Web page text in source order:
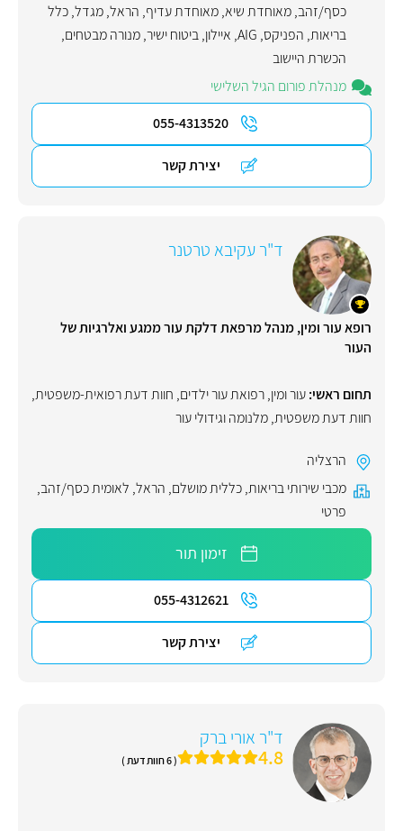
כסף/זהב,מאוחדת שיא,מאוחדת עדיף, הראל,מגדל,כלל
בריאות, הפניקס,
AIG
, איילון,ביטוח ישיר,מנורה מבטחים,
הכשרת היישוב
מנהלת פורום הגיל השלישי
055-4313520
יצירת קשר
ד"ר עקיבא טרטנר
רופא עור ומין, מנהל מרפאת דלקת עור ממגע ואלרגיות של
העור
תחום ראשי:עור ומין,רפואת עור ילדים, חוות דעת רפואית-משפטית,
חוות דעת משפטית,מלנומה וגידולי עור
הרצליה
מכבי שירותי בריאות,כללית מושלם, הראל, לאומית כסף/זהב,
פרטי
זימון תור
055-4312621
יצירת קשר
ד"ר אורי ברק
4.8 ( 6 חוות דעת )